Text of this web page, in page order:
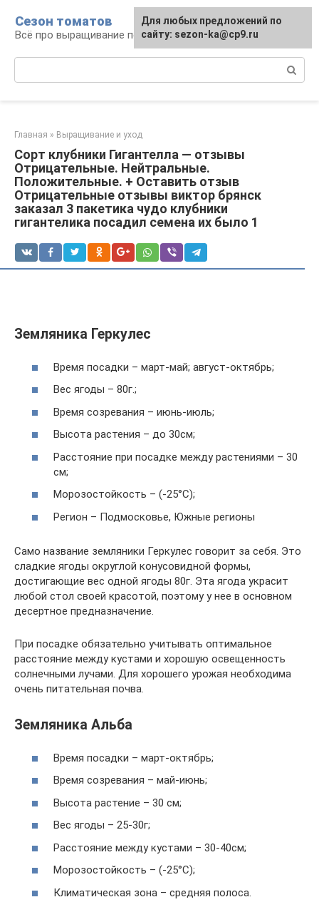
контенту
Сезон томатов
Всё про выращивание помидоров
Главная » Выращивание и уход
Сорт клубники Гигантелла — отзывы
Отрицательные. Нейтральные.
Положительные. + Оставить отзыв
Отрицательные отзывы виктор брянск
заказал 3 пакетика чудо клубники
гигантелика посадил семена их было 1
Земляника Геркулес
Время посадки – март-май; август-октябрь;
Вес ягоды – 80г.;
Время созревания – июнь-июль;
Высота растения – до 30см;
Расстояние при посадке между растениями – 30
см;
Морозостойкость – (-25°С);
Регион – Подмосковье, Южные регионы
Само название земляники Геркулес говорит за себя. Это
сладкие ягоды округлой конусовидной формы,
достигающие вес одной ягоды 80г. Эта ягода украсит
любой стол своей красотой, поэтому у нее в основном
десертное предназначение.
При посадке обязательно учитывать оптимальное
расстояние между кустами и хорошую освещенность
солнечными лучами. Для хорошего урожая необходима
очень питательная почва.
Земляника Альба
Время посадки – март-октябрь;
Время созревания – май-июнь;
Высота растение – 30 см;
Вес ягоды – 25-30г;
Расстояние между кустами – 30-40см;
Морозостойкость – (-25°С);
Климатическая зона – средняя полоса.
Для любых предложений по
сайту: sezon-ka@cp9.ru